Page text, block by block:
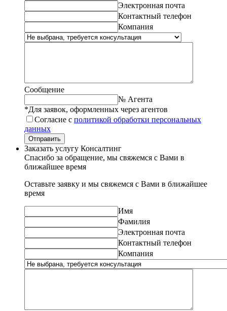
Электронная почта
Контактный телефон
Компания
Сообщение
№ Агента
*Для заявок, оформленных через агентов
Согласие с политикой обработки персональных
данных
Отправить
Заказать услугу Консалтинг
Спасибо за обращение, мы свяжемся с Вами в
ближайшее время
Оставьте заявку и мы свяжемся с Вами в ближайшее
время
Имя
Фамилия
Электронная почта
Контактный телефон
Компания